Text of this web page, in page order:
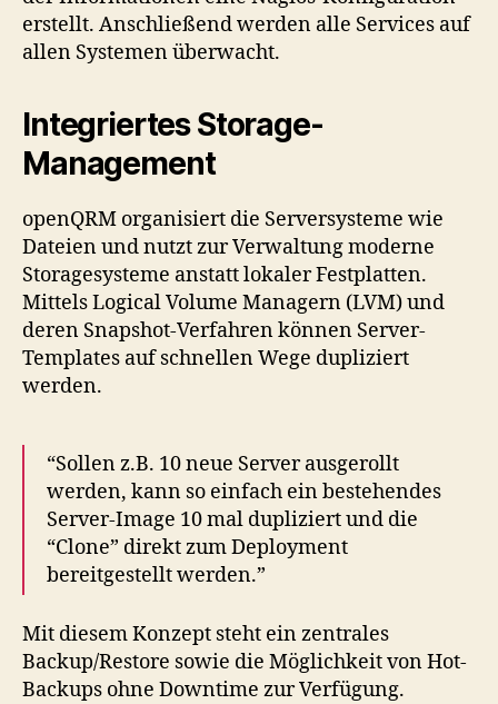
erstellt. Anschließend werden alle Services auf
allen Systemen überwacht.
Integriertes Storage-
Management
openQRM organisiert die Serversysteme wie
Dateien und nutzt zur Verwaltung moderne
Storagesysteme anstatt lokaler Festplatten.
Mittels Logical Volume Managern (LVM) und
deren Snapshot-Verfahren können Server-
Templates auf schnellen Wege dupliziert
werden.
“Sollen z.B. 10 neue Server ausgerollt
werden, kann so einfach ein bestehendes
Server-Image 10 mal dupliziert und die
“Clone” direkt zum Deployment
bereitgestellt werden.”
Mit diesem Konzept steht ein zentrales
Backup/Restore sowie die Möglichkeit von Hot-
Backups ohne Downtime zur Verfügung.